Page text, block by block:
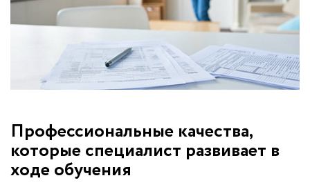
Профессиональные качества,
которые специалист развивает в
ходе обучения